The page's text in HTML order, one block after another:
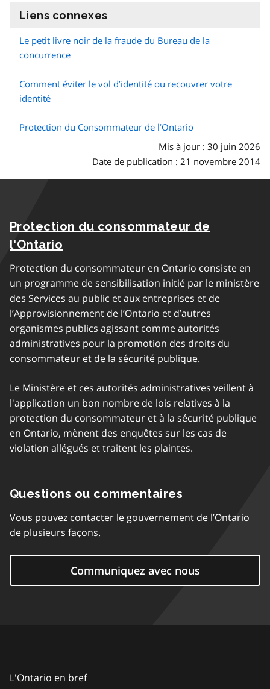
Liens connexes
Le petit livre noir de la fraude du Bureau de la
concurrence
Comment éviter le vol d’identité ou recouvrer votre
identité
Protection du Consommateur de l’Ontario
Mis à jour : 30 juin 2026
Date de publication : 21 novembre 2014
Protection du consommateur de
l'Ontario
Protection du consommateur en Ontario consiste en
un programme de sensibilisation initié par le ministère
des Services au public et aux entreprises et de
l’Approvisionnement de l’Ontario et d’autres
organismes publics agissant comme autorités
administratives pour la promotion des droits du
consommateur et de la sécurité publique.
Le Ministère et ces autorités administratives veillent à
l'application un bon nombre de lois relatives à la
protection du consommateur et à la sécurité publique
en Ontario, mènent des enquêtes sur les cas de
violation allégués et traitent les plaintes.
Questions ou commentaires
Vous pouvez contacter le gouvernement de l’Ontario
de plusieurs façons.
Communiquez avec nous
L'Ontario en bref